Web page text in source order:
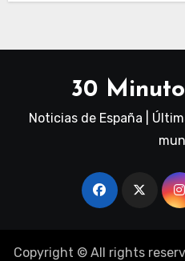
30
Noticias de España |
Copyright © All rights